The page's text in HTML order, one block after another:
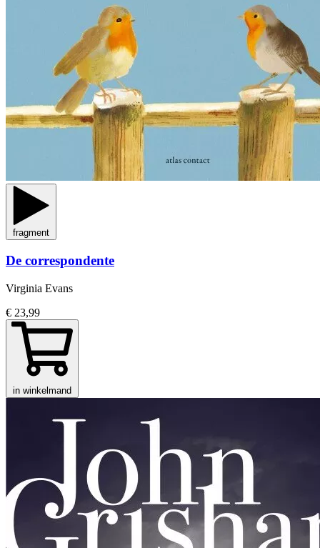
fragment
De correspondente
Virginia Evans
€ 23,99
in winkelmand